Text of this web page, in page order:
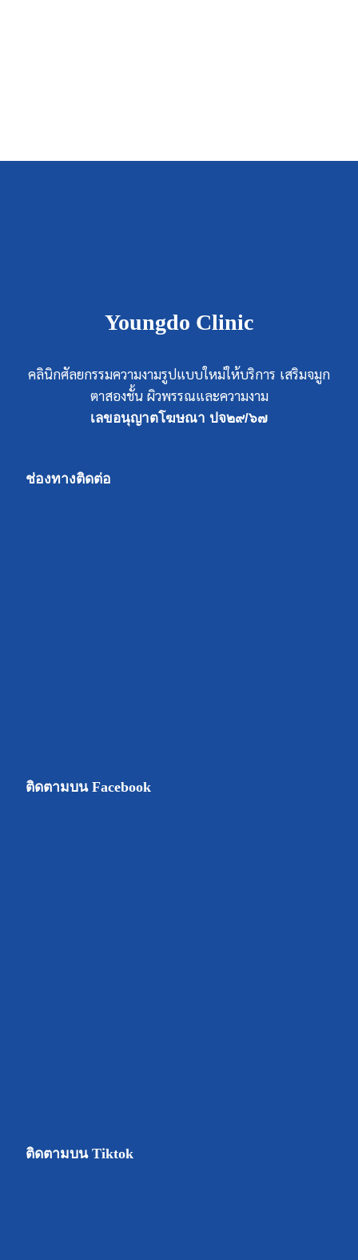
Youngdo Clinic
คลินิกศัลยกรรมความงามรูปแบบใหม่ให้บริการ เสริมจมูก
ตาสองชั้น ผิวพรรณและความงาม
เลขอนุญาตโฆษณา ปจ๒๙/๖๗
ช่องทางติดต่อ
ติดตามบน Facebook
ติดตามบน Tiktok